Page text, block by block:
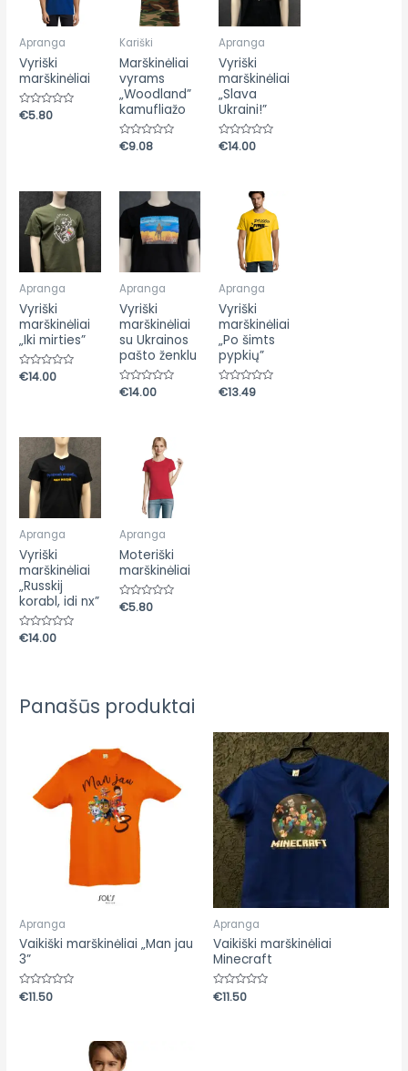
Apranga
Vyriški
marškinėliai
Įvertinimas:
€5.80
Kariški
Marškinėliai
vyrams
„Woodland”
kamufliažo
Įvertinimas:
€9.08
Apranga
Vyriški
marškinėliai
„Slava
Ukraini!”
Įvertinimas:
€14.00
Apranga
Vyriški
marškinėliai
„Iki mirties”
Įvertinimas:
€14.00
Apranga
Vyriški
marškinėliai
su Ukrainos
pašto ženklu
Įvertinimas:
€14.00
Apranga
Vyriški
marškinėliai
„Po šimts
pypkių”
Įvertinimas:
€13.49
Apranga
Vyriški
marškinėliai
„Russkij
korabl, idi nx”
Įvertinimas:
€14.00
Apranga
Moteriški
marškinėliai
Įvertinimas:
€5.80
Panašūs produktai
Apranga
Vaikiški marškinėliai „Man jau
3”
Įvertinimas:
0
€11.50
Apranga
Vaikiški marškinėliai
Minecraft
Įvertinimas:
0
€11.50